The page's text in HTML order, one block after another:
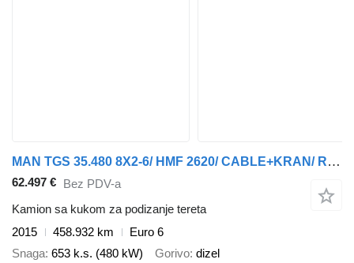
MAN TGS 35.480 8X2-6/ HMF 2620/ CABLE+KRAN/ REMOTE
62.497 € Bez PDV-a
Kamion sa kukom za podizanje tereta
2015
458.932 km
Euro 6
Snaga 653 k.s. (480 kW) Gorivo dizel